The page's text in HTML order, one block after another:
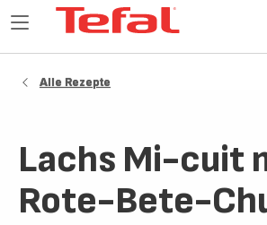
Das
Alle Rezepte
Lachs Mi-cuit
Rote-Bete-